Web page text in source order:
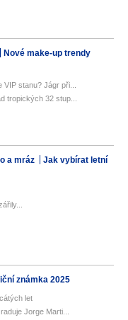
Nové make-up trendy
stanu? Jágr při...
tropických 32 stup...
a mráz
Jak vybírat letní
známka 2025
let
Jorge Marti...